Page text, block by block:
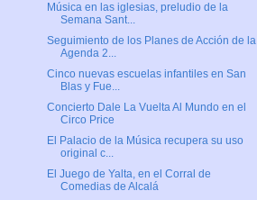
Música en las iglesias, preludio de la
Semana Sant...
Seguimiento de los Planes de Acción de la
Agenda 2...
Cinco nuevas escuelas infantiles en San
Blas y Fue...
Concierto Dale La Vuelta Al Mundo en el
Circo Price
El Palacio de la Música recupera su uso
original c...
El Juego de Yalta, en el Corral de
Comedias de Alcalá